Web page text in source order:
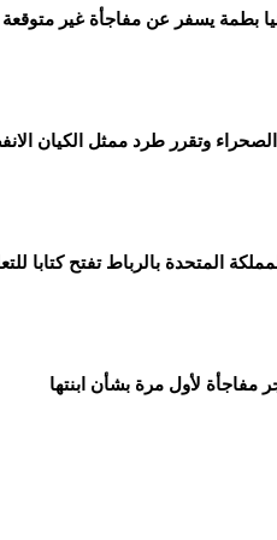
بطمة يسفر عن مفاجأة غير متوقعة
وتقرر طرد ممثل الكيان
المتحدة بالرباط تفتح كتابا
لأول مرة بشأن ابنتها